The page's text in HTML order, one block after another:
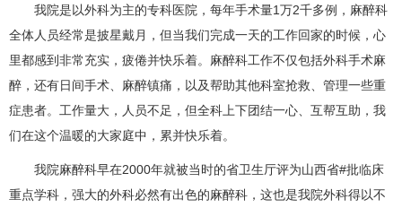
我院是以外科为主的专科医院，每年手术量1万2千多例， 麻醉科
全体人员经常是披星戴月，但当我们完成一天的工作回家的时候，心
里都感到非常充实，疲倦并快乐着。 麻醉科工作不仅包括外科手术麻
醉，还有日间手术、麻醉镇痛，以及帮助其他科室抢救、管理一些重
症患者。工作量大，人员不足，但全科上下团结一心、互帮互助，我
们在这个温暖的大家庭中，累并快乐着。
我院麻醉科早在2000年就被当时的省卫生厅评为山西省#批临床
重点学科，强大的外科必然有出色的麻醉科 ，这也是我院外科得以不